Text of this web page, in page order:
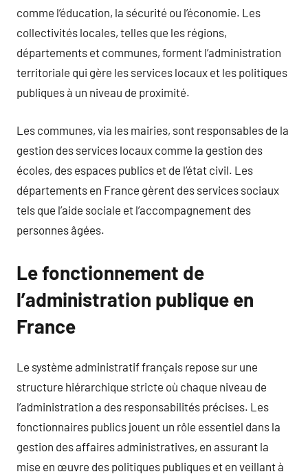
comme l’éducation, la sécurité ou l’économie. Les
collectivités locales, telles que les régions,
départements et communes, forment l’administration
territoriale qui gère les services locaux et les politiques
publiques à un niveau de proximité.
Les communes, via les mairies, sont responsables de la
gestion des services locaux comme la gestion des
écoles, des espaces publics et de l’état civil. Les
départements en France gèrent des services sociaux
tels que l’aide sociale et l’accompagnement des
personnes âgées.
Le fonctionnement de
l’administration publique en
France
Le système administratif français repose sur une
structure hiérarchique stricte où chaque niveau de
l’administration a des responsabilités précises. Les
fonctionnaires publics jouent un rôle essentiel dans la
gestion des affaires administratives, en assurant la
mise en œuvre des politiques publiques et en veillant à